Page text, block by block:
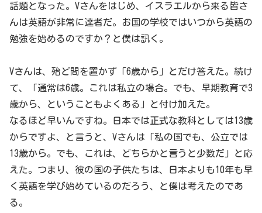
話題となった。Vさんをはじめ、イスラエルから来る皆さ
んは英語が非常に達者だ。お国の学校ではいつから英語の
勉強を始めるのですか？と僕は訊く。
Vさんは、殆ど間を置かず「6歳から」とだけ答えた。続け
て、「通常は6歳。これは私立の場合。でも、早期教育で3
歳から、ということもよくある」と付け加えた。
なるほど早いんですね。日本では正式な教科としては13歳
からですよ、と言うと、Vさんは「私の国でも、公立では
13歳から。でも、これは、どちらかと言うと少数だ」と応
えた。つまり、彼の国の子供たちは、日本よりも10年も早
く英語を学び始めているのだろう、と僕は考えたのであ
る。